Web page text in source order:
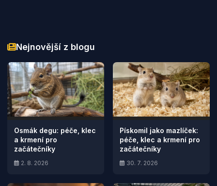
Nejnovější z blogu
Osmák degu: péče, klec
a krmení pro
začátečníky
2. 8. 2026
Pískomil jako mazlíček:
péče, klec a krmení pro
začátečníky
30. 7. 2026